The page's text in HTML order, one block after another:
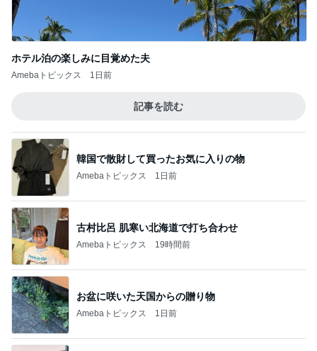
ホテル泊の楽しみに目覚めた夫
Amebaトピックス 1日前
記事を読む
韓国で散財して買ったお気に入りの物
Amebaトピックス 1日前
古村比呂 肌寒い北海道で打ち合わせ
Amebaトピックス 19時間前
お盆に咲いた天国からの贈り物
Amebaトピックス 1日前